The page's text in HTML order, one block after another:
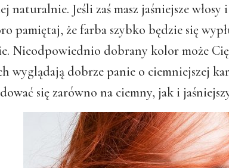
naturalnie. Jeśli zaś masz jaśniejsze włosy
pamiętaj, że farba szybko będzie się
Nieodpowiednio dobrany kolor może
wyglądają dobrze panie o ciemniejszej
się zarówno na ciemny, jak i